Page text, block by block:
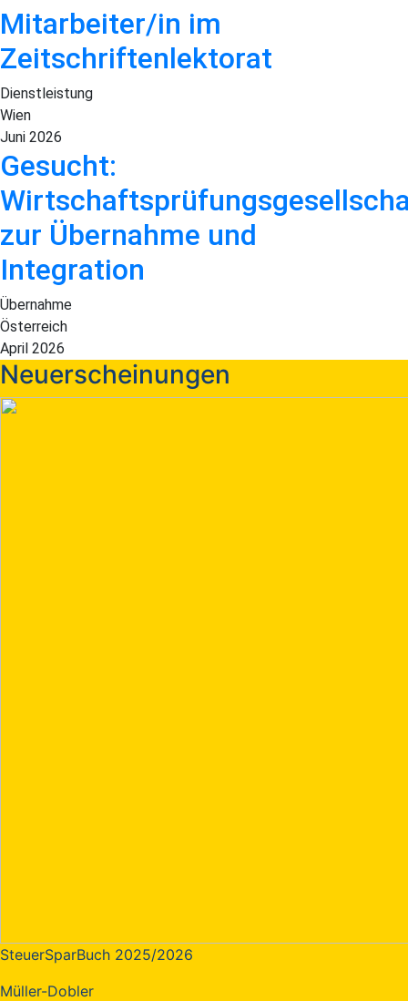
Mitarbeiter/in im
Zeitschriftenlektorat
Dienstleistung
Wien
Juni 2026
Gesucht:
zur Übernahme und
Integration
Übernahme
Österreich
April 2026
Neuerscheinungen
SteuerSparBuch 2025/2026
Müller-Dobler